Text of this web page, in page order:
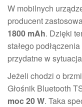
W mobilnych
producent
1800 mAh. Dzięki
stałego
przydatne w
Jeżeli chodzi o
Głośnik Bluetooth
moc 20 W. Taka